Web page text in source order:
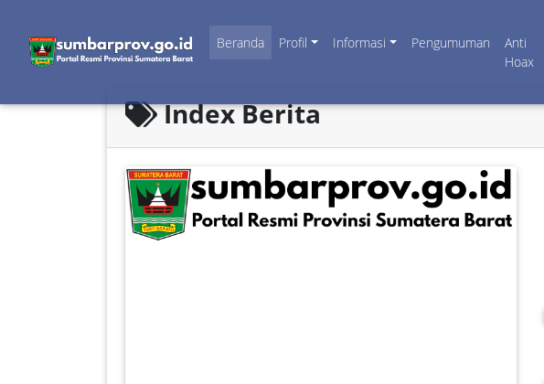
Beranda Profil Informasi Pengumuman
Anti
Hoax
Index Berita